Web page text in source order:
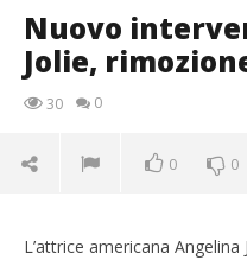
Nuovo
Jolie,
30 0
0 0
L’attrice americana